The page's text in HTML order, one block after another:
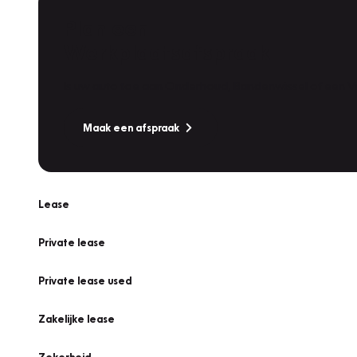
Maak een afspraak
Lease
Private lease
Private lease used
Zakelijke lease